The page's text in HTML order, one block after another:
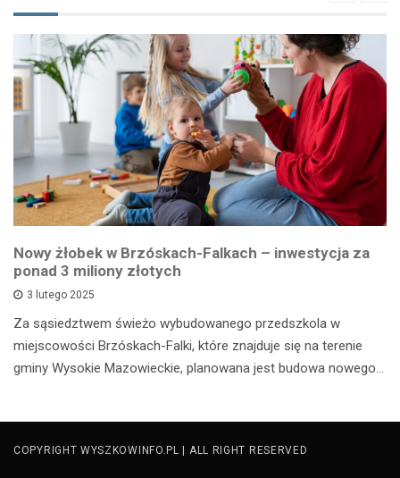
Nowy żłobek w Brzóskach-Falkach – inwestycja za
ponad 3 miliony złotych
3 lutego 2025
Za sąsiedztwem świeżo wybudowanego przedszkola w
miejscowości Brzóskach-Falki, które znajduje się na terenie
gminy Wysokie Mazowieckie, planowana jest budowa nowego…
COPYRIGHT WYSZKOWINFO.PL | ALL RIGHT RESERVED